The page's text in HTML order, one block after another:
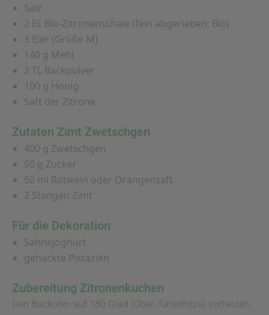
Salz
2 EL Bio-Zitronenschale (fein abgerieben; Bio)
3 Eier (Größe M)
140 g Mehl
2 TL Backpulver
100 g Honig
Saft der Zitrone
Zutaten Zimt Zwetschgen
400 g Zwetschgen
50 g Zucker
50 ml Rotwein oder Orangensaft
2 Stangen Zimt
Für die Dekoration
Sahnejoghurt
gehackte Pistazien
Zubereitung Zitronenkuchen
Den Backofen auf 180 Grad (Ober-/Unterhitze) vorheizen.